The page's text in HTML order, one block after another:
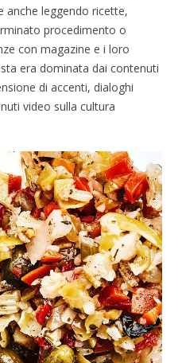
anche leggendo ricette,
procedimento o
con magazine e i loro
era dominata dai contenuti
di accenti, dialoghi
video sulla cultura